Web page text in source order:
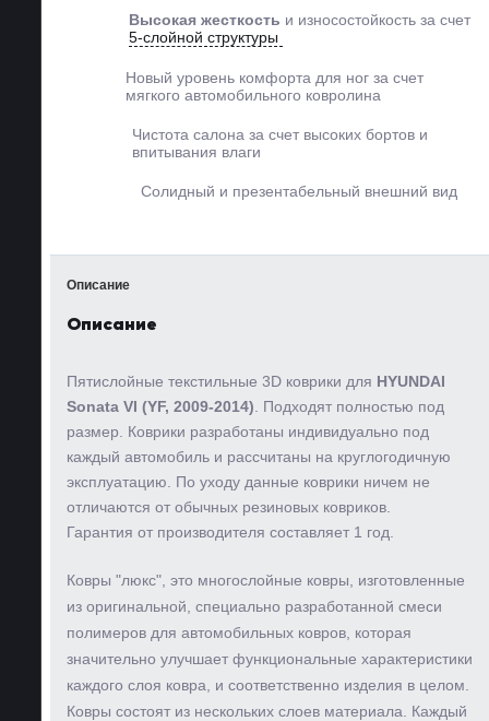
Высокая жесткость и износостойкость за счет
5-слойной структуры
Новый уровень комфорта для ног за счет
мягкого автомобильного ковролина
Чистота салона за счет высоких бортов и
впитывания влаги
Солидный и презентабельный внешний вид
Описание
Описание
Пятислойные текстильные 3D коврики для HYUNDAI
Sonata VI (YF, 2009-2014) . Подходят полностью под
размер. Коврики разработаны индивидуально под
каждый автомобиль и рассчитаны на круглогодичную
эксплуатацию. По уходу данные коврики ничем не
отличаются от обычных резиновых ковриков.
Гарантия от производителя составляет 1 год.
Ковры "люкс", это многослойные ковры, изготовленные
из оригинальной, специально разработанной смеси
полимеров для автомобильных ковров, которая
значительно улучшает функциональные характеристики
каждого слоя ковра, и соответственно изделия в целом.
Ковры состоят из нескольких слоев материала. Каждый